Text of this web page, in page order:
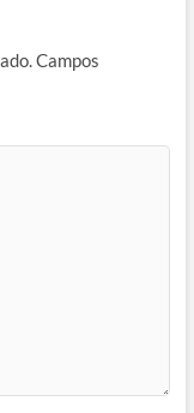
Campos